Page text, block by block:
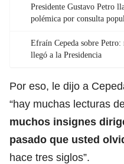
Presidente Gustavo Petro
polémica por consulta
Efraín Cepeda sobre
llegó a la Presidencia
Por eso, le dijo a
“hay muchas lecturas
muchos insignes
pasado que usted
hace tres siglos”.